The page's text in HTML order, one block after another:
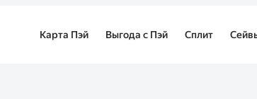
Карта Пэй Выгода с Пэй Сплит